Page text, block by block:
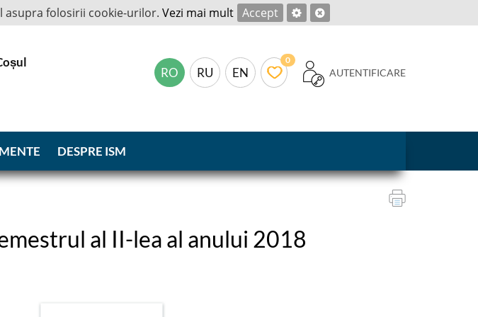
asupra folosirii cookie-urilor. Vezi mai mult Accept
AUTENTIFICARE
RO RU EN
0
DESPRE ISM
al II-lea al anului 2018